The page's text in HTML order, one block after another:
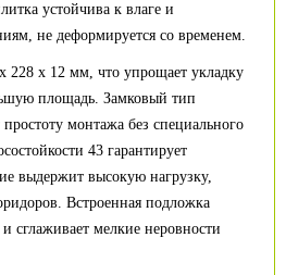
устойчива к влаге и
не деформируется со временем.
x 12 мм, что упрощает укладку
площадь. Замковый тип
монтажа без специального
43 гарантирует
выдержит высокую нагрузку,
Встроенная подложка
сглаживает мелкие неровности